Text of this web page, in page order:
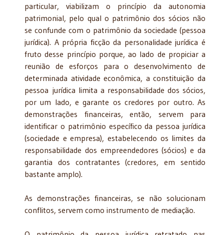
particular, viabilizam o princípio da autonomia
patrimonial, pelo qual o patrimônio dos sócios não
se confunde com o patrimônio da sociedade (pessoa
jurídica). A própria ficção da personalidade jurídica é
fruto desse princípio porque, ao lado de propiciar a
reunião de esforços para o desenvolvimento de
determinada atividade econômica, a constituição da
pessoa jurídica limita a responsabilidade dos sócios,
por um lado, e garante os credores por outro. As
demonstrações financeiras, então, servem para
identificar o patrimônio específico da pessoa jurídica
(sociedade e empresa), estabelecendo os limites da
responsabilidade dos empreendedores (sócios) e da
garantia dos contratantes (credores, em sentido
bastante amplo).
As demonstrações financeiras, se não solucionam
conflitos, servem como instrumento de mediação.